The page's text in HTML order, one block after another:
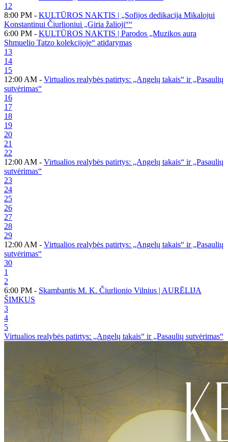
12
8:00 PM - KULTŪROS NAKTIS | „Sofijos dedikacija Mikalojui
Konstantinui Čiurlioniui „Giria žalioji““
6:00 PM - KULTŪROS NAKTIS | Parodos „Muzikos aura
Shmuelio Tatzo kolekcijoje“ atidarymas
13
14
15
12:00 AM - Virtualios realybės patirtys: „Angelų takais“ ir „Pasaulių
sutvėrimas“
16
17
18
19
20
21
22
12:00 AM - Virtualios realybės patirtys: „Angelų takais“ ir „Pasaulių
sutvėrimas“
23
24
25
26
27
28
29
12:00 AM - Virtualios realybės patirtys: „Angelų takais“ ir „Pasaulių
sutvėrimas“
30
1
2
6:00 PM - Skambantis M. K. Čiurlionio Vilnius | AURĒLIJA
ŠIMKUS
3
4
5
Virtualios realybės patirtys: „Angelų takais“ ir „Pasaulių sutvėrimas“